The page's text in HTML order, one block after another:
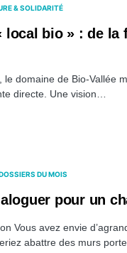
& SOLIDARITÉ
local bio » : de la
le domaine de Bio-Vallée
directe. Une vision…
DU MOIS
pour un
Vous avez envie
abattre des murs